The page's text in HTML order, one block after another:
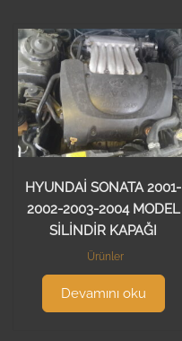
HYUNDAİ SONATA 2001-
2002-2003-2004 MODEL
SİLİNDİR KAPAĞI
Ürünler
Devamını oku